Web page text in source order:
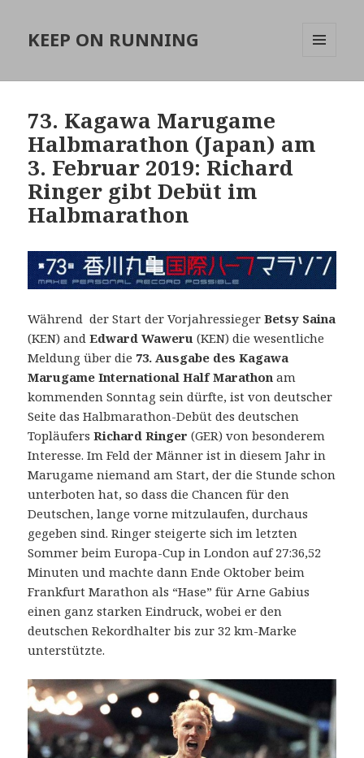
KEEP ON RUNNING
73. Kagawa Marugame
Halbmarathon (Japan) am
3. Februar 2019: Richard
Ringer gibt Debüt im
Halbmarathon
Während der Start der VorjahressiegerBetsy Saina
(KEN) andEdward Waweru (KEN) die wesentliche
Meldung über die 73. Ausgabe des Kagawa
Marugame International Half Marathon am
kommenden Sonntag sein dürfte, ist von deutscher
Seite das Halbmarathon-Debüt des deutschen
TopläufersRichard Ringer (GER) von besonderem
Interesse.Im Feld der Männer ist in diesem Jahr in
Marugame niemand am Start, der die Stunde schon
unterboten hat, so dass die Chancen für den
Deutschen, lange vorne mitzulaufen, durchaus
gegeben sind. Ringer steigerte sich im letzten
Sommer beim Europa-Cup in London auf 27:36,52
Minuten und machte dann Ende Oktober beim
Frankfurt Marathon als “Hase” für Arne Gabius
einen ganz starken Eindruck, wobei er den
deutschen Rekordhalter bis zur 32 km-Marke
unterstützte.